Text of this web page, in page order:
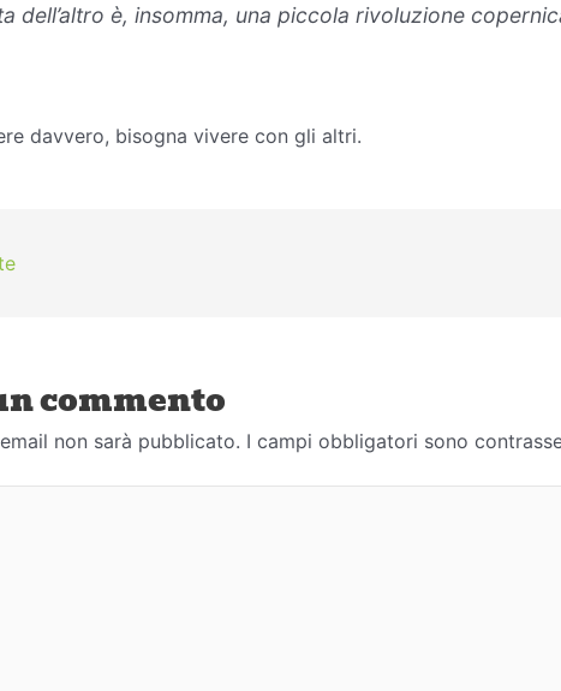
dell’altro è, insomma, una piccola rivoluzione
davvero, bisogna vivere con gli altri.
commento
non sarà pubblicato. I campi obbligatori sono